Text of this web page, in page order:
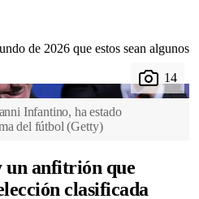
de 2026 que estos sean algunos
Infantino, ha estado
del fútbol (Getty)
un anfitrión que
clasificada